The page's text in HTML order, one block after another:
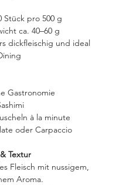
Stück pro 500 g
ca. 40–60 g
dickfleischig und ideal
Gastronomie
à la minute
oder Carpaccio
Textur
Fleisch mit nussigem,
Aroma.